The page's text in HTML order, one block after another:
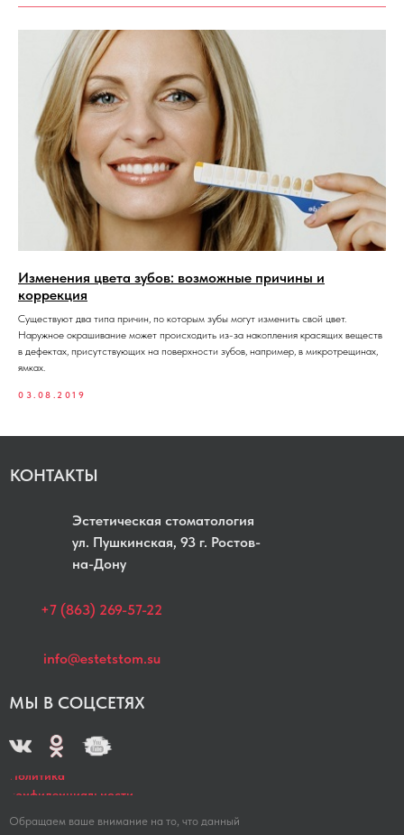
Изменения цвета зубов: возможные причины и
коррекция
Существуют два типа причин, по которым зубы могут изменить свой цвет.
Наружное окрашивание может происходить из-за накопления красящих веществ
в дефектах, присутствующих на поверхности зубов, например, в микротрещинах,
ямках.
03.08.2019
КОНТАКТЫ
Эстетическая стоматология
yл. Пушкинская, 93 г. Ростов-
на-Дону
+7 (863) 269-57-22
info@estetstom.su
ХИРУРГИЯ
ИМПЛАНТАЦИЯ
ОРТОДОНТИЯ
ЗУБОВ
Политика
конфиденциальности
МЫ В СОЦСЕТЯХ
Обращаем ваше внимание на то, что данный